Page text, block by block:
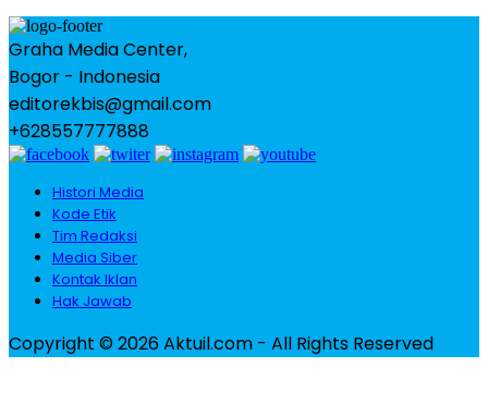
Graha Media Center,
Bogor - Indonesia
editorekbis@gmail.com
+628557777888
Histori Media
Kode Etik
Tim Redaksi
Media Siber
Kontak Iklan
Hak Jawab
Copyright © 2026 Aktuil.com - All Rights Reserved